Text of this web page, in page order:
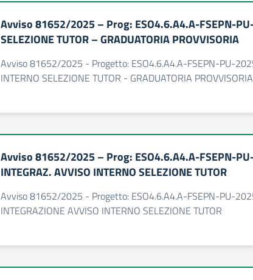
Avviso 81652/2025 – Prog: ESO4.6.A4.A-FSEPN-
SELEZIONE TUTOR – GRADUATORIA PROVVISORIA
Avviso 81652/2025 - Progetto: ESO4.6.A4.A-FSEPN-PU-
INTERNO SELEZIONE TUTOR - GRADUATORIA PROVVISORIA
Avviso 81652/2025 – Prog: ESO4.6.A4.A-FSEPN-
INTEGRAZ. AVVISO INTERNO SELEZIONE TUTOR
Avviso 81652/2025 - Progetto: ESO4.6.A4.A-FSEPN-PU-
INTEGRAZIONE AVVISO INTERNO SELEZIONE TUTOR